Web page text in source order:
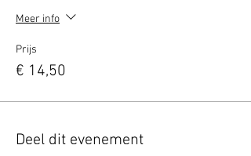
Meer info
Prijs
€ 14,50
Deel dit evenement